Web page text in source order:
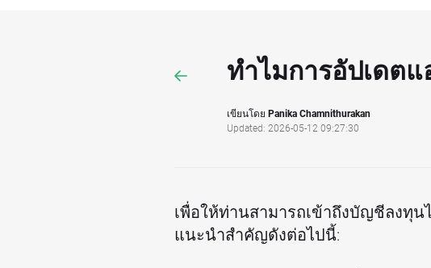
ทำไมการอัปเดต
เขียนโดย Panika Chamnithurakan
Updated: 2026-05-12 09:27:30
เพื่อให้ท่านสามารถเข้าถึงบัญชีลงทุ
แนะนำสำคัญดังต่อไปนี้: